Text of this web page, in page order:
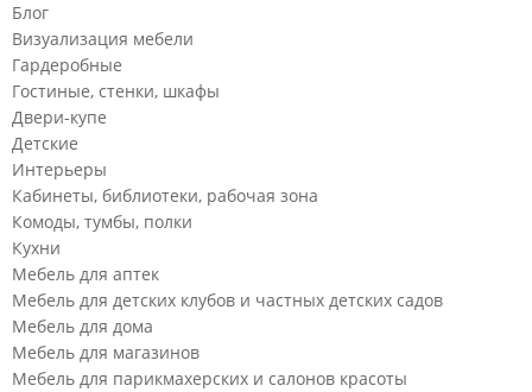
Блог
Визуализация мебели
Гардеробные
Гостиные, стенки, шкафы
Двери-купе
Детские
Интерьеры
Кабинеты, библиотеки, рабочая зона
Комоды, тумбы, полки
Кухни
Мебель для аптек
Мебель для детских клубов и частных детских садов
Мебель для дома
Мебель для магазинов
Мебель для парикмахерских и салонов красоты